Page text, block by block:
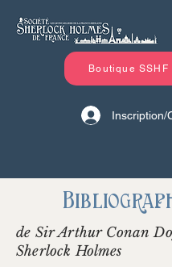
Boutique SSHF
Inscription/
de Sir Arthur Conan
Sherlock Holmes